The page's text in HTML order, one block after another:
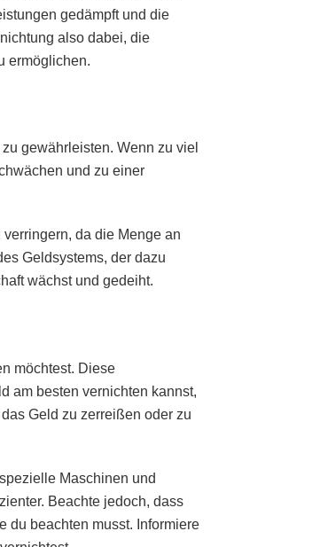
gedämpft und die
also dabei, die
ermöglichen.
gewährleisten. Wenn zu viel
und zu einer
da die Menge an
Geldsystems, der dazu
wächst und gedeiht.
möchtest. Diese
am besten vernichten kannst,
Geld zu zerreißen oder zu
Maschinen und
Beachte jedoch, dass
du beachten musst. Informiere